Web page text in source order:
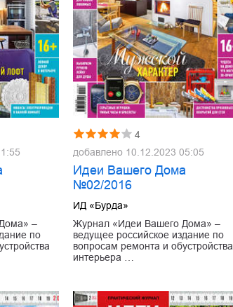
–
по
4
добавлено 10.12.2023 05:05
Идеи Вашего Дома
№02/2016
ИД «Бурда»
Журнал «Идеи Вашего Дома» –
ведущее российское издание по
вопросам ремонта и обустройства
интерьера …